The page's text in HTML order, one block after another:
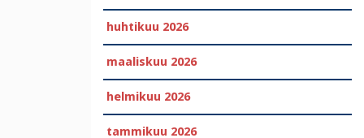
huhtikuu 2026
maaliskuu 2026
helmikuu 2026
tammikuu 2026